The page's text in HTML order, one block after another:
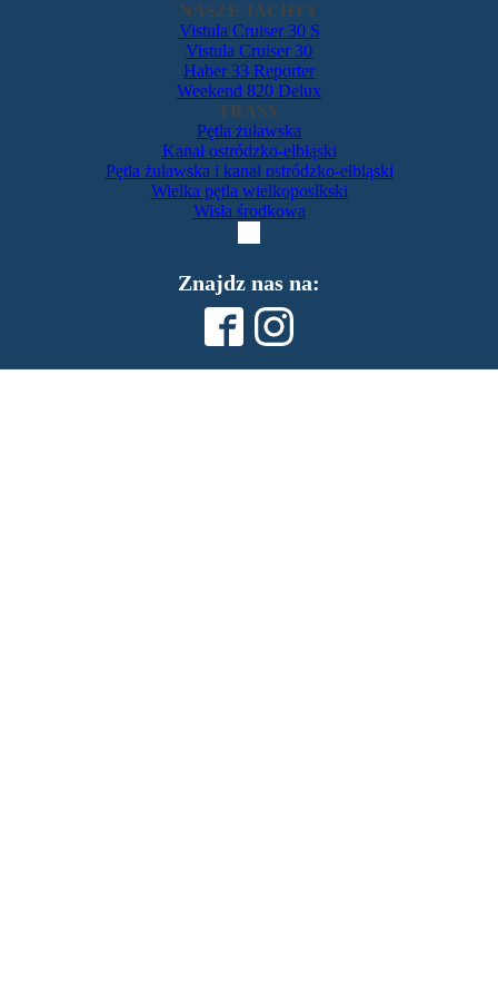
NASZE JACHTY
Vistula Cruiser 30 S
Vistula Cruiser 30
Haber 33 Reporter
Weekend 820 Delux
TRASY
Pętla żuławska
Kanał ostródzko-elbląski
Pętla żuławska i kanał ostródzko-elbląski
Wielka pętla wielkoposlkski
Wisła środkowa
Znajdz nas na: